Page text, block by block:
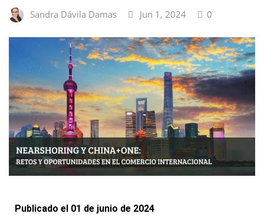
Sandra Dávila Damas Jun 1, 2024 0
Publicado el 01 de junio de 2024